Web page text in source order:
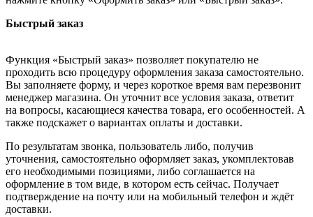
Быстрый заказ
Функция «Быстрый заказ» позволяет покупателю не
проходить всю процедуру оформления заказа самостоятельно.
Вы заполняете форму, и через короткое время вам перезвонит
менеджер магазина. Он уточнит все условия заказа, ответит
на вопросы, касающиеся качества товара, его особенностей. А
также подскажет о вариантах оплаты и доставки.
По результатам звонка, пользователь либо, получив
уточнения, самостоятельно оформляет заказ, укомплектовав
его необходимыми позициями, либо соглашается на
оформление в том виде, в котором есть сейчас. Получает
подтверждение на почту или на мобильный телефон и ждёт
доставки.